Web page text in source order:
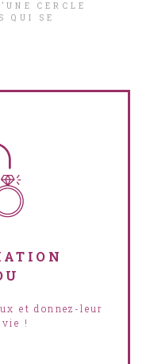
CERCLE
QUI SE
VILLE DE
et donnez-leur
!